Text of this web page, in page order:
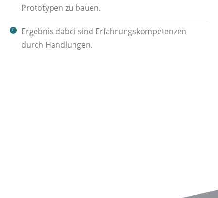
Prototypen zu bauen.
Ergebnis dabei sind Erfahrungskompetenzen
durch Handlungen.